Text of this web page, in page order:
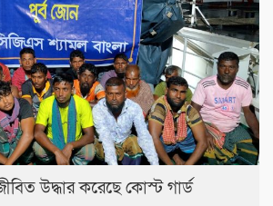
উদ্ধার করেছে কোস্ট গার্ড